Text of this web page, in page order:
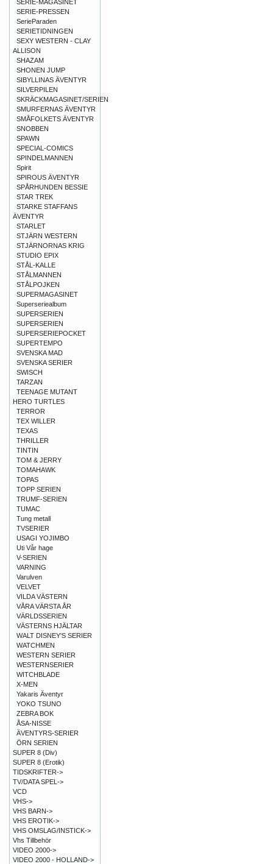
SERIE-MAGASINET
SERIE-PRESSEN
SerieParaden
SERIETIDNINGEN
SEXY WESTERN - CLAY
ALLISON
SHAZAM
SHONEN JUMP
SIBYLLINAS ÄVENTYR
SILVERPILEN
SKRÄCKMAGASINET/SERIEN
SMURFERNAS ÄVENTYR
SMÅFOLKETS ÄVENTYR
SNOBBEN
SPAWN
SPECIAL-COMICS
SPINDELMANNEN
Spirit
SPIROUS ÄVENTYR
SPÅRHUNDEN BESSIE
STAR TREK
STARKE STAFFANS
ÄVENTYR
STARLET
STJÄRN WESTERN
STJÄRNORNAS KRIG
STUDIO EPIX
STÅL-KALLE
STÅLMANNEN
STÅLPOJKEN
SUPERMAGASINET
Superseriealbum
SUPERSERIEN
SUPERSERIEN
SUPERSERIEPOCKET
SUPERTEMPO
SVENSKA MAD
SVENSKA SERIER
SWISCH
TARZAN
TEENAGE MUTANT
HERO TURTLES
TERROR
TEX WILLER
TEXAS
THRILLER
TINTIN
TOM & JERRY
TOMAHAWK
TOPAS
TOPP SERIEN
TRUMF-SERIEN
TUMAC
Tung metall
TVSERIER
USAGI YOJIMBO
Uti Vår hage
V-SERIEN
VARNING
Varulven
VELVET
VILDA VÄSTERN
VÅRA VÄRSTA ÅR
VÄRLDSSERIEN
VÄSTERNS HJÄLTAR
WALT DISNEY'S SERIER
WATCHMEN
WESTERN SERIER
WESTERNSERIER
WITCHBLADE
X-MEN
Yakaris Äventyr
YOKO TSUNO
ZEBRA BOK
ÅSA-NISSE
ÄVENTYRS-SERIER
ÖRN SERIEN
SUPER 8 (Div)
SUPER 8 (Erotik)
TIDSKRIFTER->
TV/DATA SPEL->
VCD
VHS->
VHS BARN->
VHS EROTIK->
VHS OMSLAG/INSTICK->
Vhs Tillbehör
VIDEO 2000->
VIDEO 2000 - HOLLAND->